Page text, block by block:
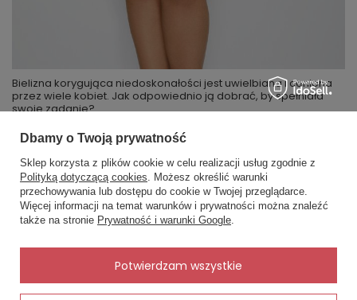
Bielizna korygująca niedoskonałości jest uwielbiana i ceniona
przez wiele kobiet. Jak odpowiednio ją dobrać, by spełniała
swoje zadanie?
Czytaj więcej
MOJE ZAMÓWIENIE
Status zamówienia
Śledzenie przesyłki
×
✨ Asystent zakupowy
Napisz czego szukasz — pokażę
gotowe propozycje.
Dbamy o Twoją prywatność
Sklep korzysta z plików cookie w celu realizacji usług zgodnie z
Polityką dotyczącą cookies. Możesz określić warunki
przechowywania lub dostępu do cookie w Twojej przeglądarce.
Więcej informacji na temat warunków i prywatności można znaleźć
także na stronie Prywatność i warunki Google.
Potwierdzam wszystkie